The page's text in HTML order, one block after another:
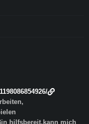
hilfsbereit,kann mich